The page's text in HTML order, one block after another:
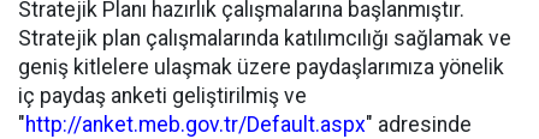
Stratejik Planı hazırlık çalışmalarına başlanmıştır.
Stratejik plan çalışmalarında katılımcılığı sağlamak ve
geniş kitlelere ulaşmak üzere paydaşlarımıza yönelik
iç paydaş anketi geliştirilmiş ve
"http://anket.meb.gov.tr/Default.aspx" adresinde